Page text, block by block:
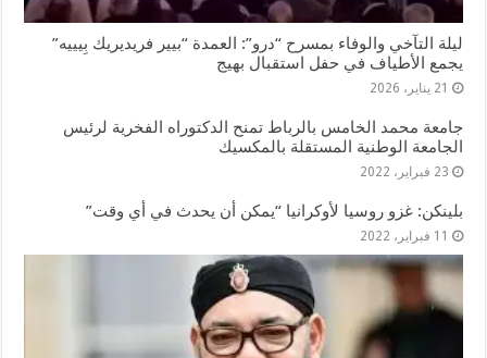
ليلة التآخي والوفاء بمسرح “درو”: العمدة “بيير فريديريك بِيييه”
يجمع الأطياف في حفل استقبال بهيج
21 يناير، 2026
جامعة محمد الخامس بالرباط تمنح الدكتوراه الفخرية لرئيس
الجامعة الوطنية المستقلة بالمكسيك
23 فبراير، 2022
بلينكن: غزو روسيا لأوكرانيا “يمكن أن يحدث في أي وقت”
11 فبراير، 2022